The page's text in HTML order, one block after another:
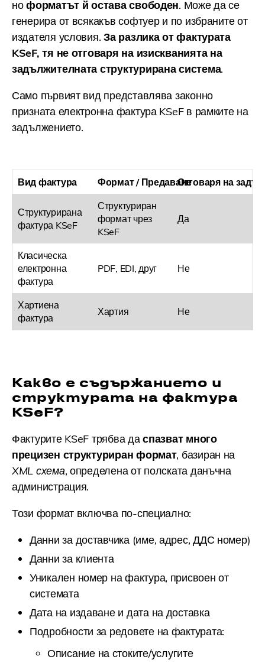
ноформатът й остава свободен. Може да се
генерира от всякакъв софтуер и по избраните от
издателя условия.За разлика от фактурата
KSeF, тя не отговаря на изискванията на
задължителната структурирана система.
Само първият вид представлява законно
призната електронна фактура KSeF в рамките на
задължението.
Вид фактура Формат / ПредаванеОтговаря на
Структурирана
фактура KSeF
Структуриран
формат чрез
KSeF
Да
Класическа
електронна
фактура
PDF, EDI, друг Не
Хартиена
фактура
Хартия Не
Какво е съдържанието и
структурата на фактура
KSeF?
Фактурите KSeF трябва даспазват много
прецизен структуриран формат, базиран на
XML схема, определена от полската данъчна
администрация.
Този формат включва по-специално:
Данни за доставчика (име, адрес, ДДС номер)
Данни за клиента
Уникален номер на фактура, присвоен от
системата
Дата на издаване и дата на доставка
Подробности за редовете на фактурата:
Описание на стоките/услугите